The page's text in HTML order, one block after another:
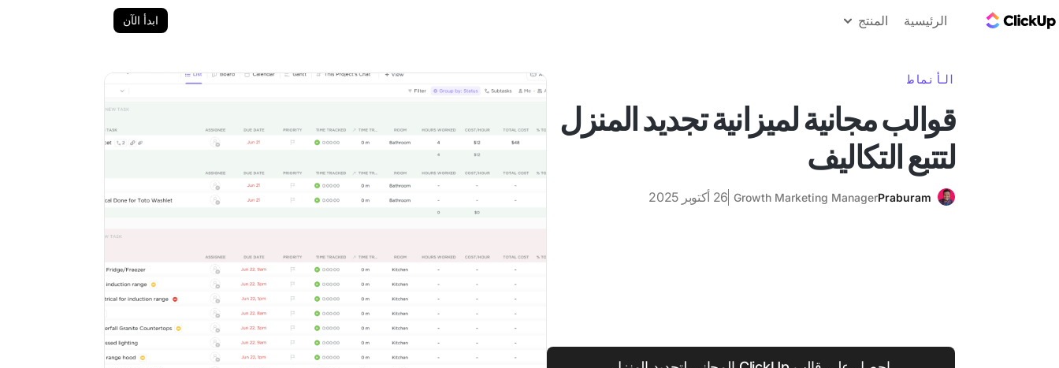
الرئيسية المنتج ابدأ الآن
الأنماط
قوالب مجانية لميزانية تجديد المنزل
لتتبع التكاليف
Praburam
Growth Marketing Manager 26 أكتوبر 2025